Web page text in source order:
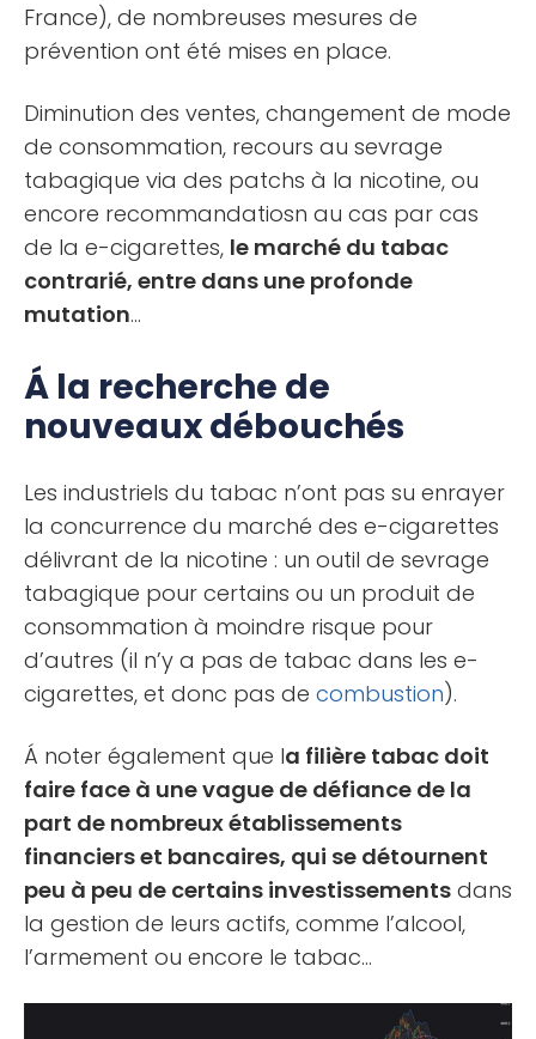
France), de nombreuses mesures de
prévention ont été mises en place.
Diminution des ventes, changement de mode
de consommation, recours au sevrage
tabagique via des patchs à la nicotine, ou
encore recommandatiosn au cas par cas
de la e-cigarettes, le marché du tabac
contrarié, entre dans une profonde
mutation…
Á la recherche de
nouveaux débouchés
Les industriels du tabac n’ont pas su enrayer
la concurrence du marché des e-cigarettes
délivrant de la nicotine : un outil de sevrage
tabagique pour certains ou un produit de
consommation à moindre risque pour
d’autres (il n’y a pas de tabac dans les e-
cigarettes, et donc pas de combustion).
Á noter également que la filière tabac doit
faire face à une vague de défiance de la
part de nombreux établissements
financiers et bancaires, qui se détournent
peu à peu de certains investissements dans
la gestion de leurs actifs, comme l’alcool,
l’armement ou encore le tabac…